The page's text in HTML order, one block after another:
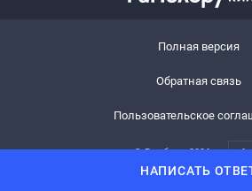
НАПИСАТЬ
Полная версия
Обратная связь
Пользовательское
© Рамблер,2026 6+